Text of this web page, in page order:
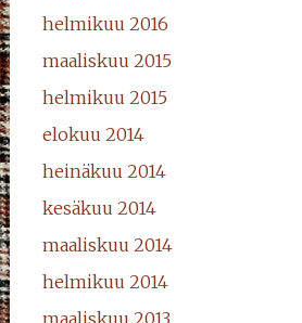
helmikuu 2016
maaliskuu 2015
helmikuu 2015
elokuu 2014
heinäkuu 2014
kesäkuu 2014
maaliskuu 2014
helmikuu 2014
maaliskuu 2013